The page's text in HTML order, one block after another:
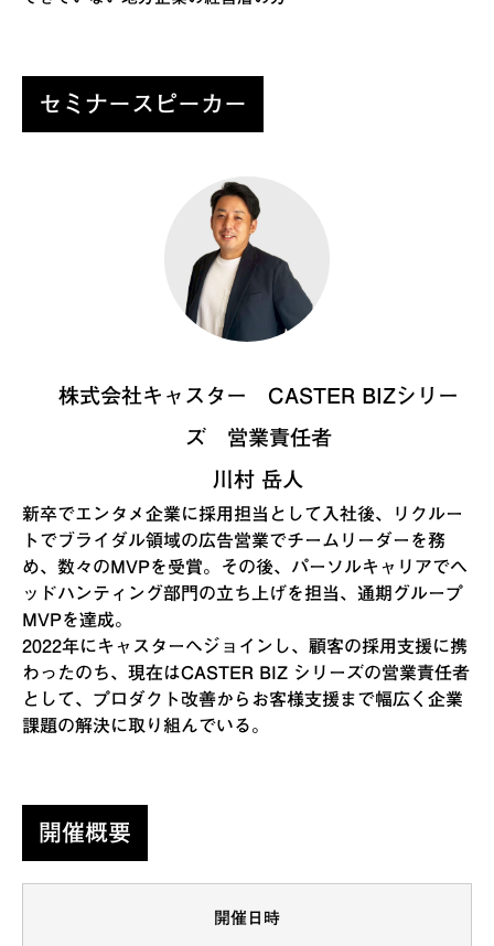
セミナースピーカー
株式会社キャスター CASTER BIZシリー
ズ 営業責任者
川村 岳人
新卒でエンタメ企業に採用担当として入社後、リクルー
トでブライダル領域の広告営業でチームリーダーを務
め、数々のMVPを受賞。その後、パーソルキャリアでヘ
ッドハンティング部門の立ち上げを担当、通期グループ
MVPを達成。
2022年にキャスターへジョインし、顧客の採用支援に携
わったのち、現在はCASTER BIZ シリーズの営業責任者
として、プロダクト改善からお客様支援まで幅広く企業
課題の解決に取り組んでいる。
開催概要
開催日時